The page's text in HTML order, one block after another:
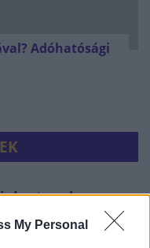
My Personal
Adóhatósági
ma
sikerei?